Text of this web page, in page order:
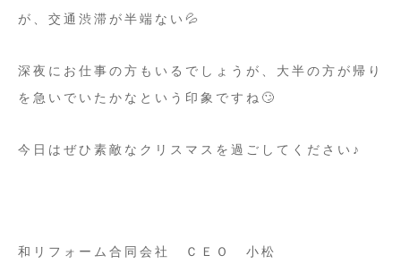
が、交通渋滞が半端ない💦
深夜にお仕事の方もいるでしょうが、大半の方が帰り
を急いでいたかなという印象ですね🙄
今日はぜひ素敵なクリスマスを過ごしてください♪
和リフォーム合同会社 ＣＥＯ 小松